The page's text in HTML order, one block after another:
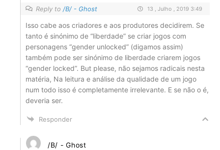
Reply to /B/ - Ghost 13 , Julho , 2019 3:49
Isso cabe aos criadores e aos produtores decidirem. Se
tanto é sinónimo de “liberdade” se criar jogos com
personagens “gender unlocked” (digamos assim)
também pode ser sinónimo de liberdade criarem jogos
“gender locked”. But please, não sejamos radicais nesta
matéria, Na leitura e análise da qualidade de um jogo
num todo isso é completamente irrelevante. E se não o é,
deveria ser.
Responder
/B/ - Ghost